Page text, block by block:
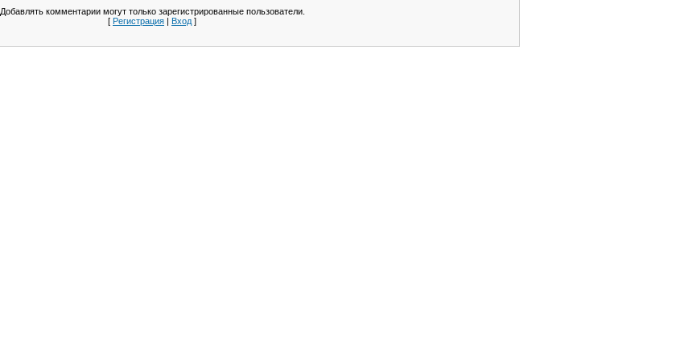
Добавлять комментарии могут только зарегистрированные пользователи.
[ Регистрация | Вход ]